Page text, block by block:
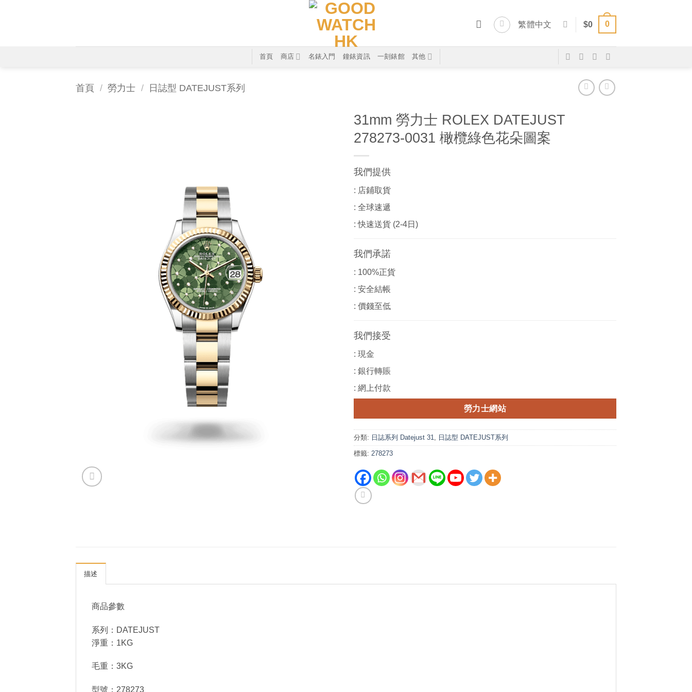
繁體中文 $0 0
首頁 商店 名錶入門 鐘錶資訊 一刻錶館 其他
首頁 / 勞力士 / 日誌型 DATEJUST系列
31mm 勞力士 ROLEX DATEJUST
278273-0031 橄欖綠色花朵圖案
我們提供
: 店鋪取貨
: 全球速遞
: 快速送貨 (2-4日)
我們承諾
: 100%正貨
: 安全結帳
: 價錢至低
我們接受
: 現金
: 銀行轉賬
: 網上付款
勞力士網站
分類: 日誌系列 Datejust 31 日誌型 DATEJUST系列
標籤: 278273
描述
商品參數
系列：DATEJUST
淨重：1KG
毛重：3KG
型號：278273